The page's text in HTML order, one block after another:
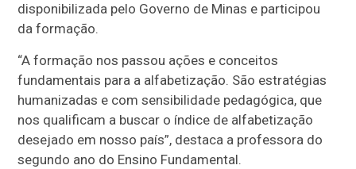
disponibilizada pelo Governo de Minas e participou
da formação.
“A formação nos passou ações e conceitos
fundamentais para a alfabetização. São estratégias
humanizadas e com sensibilidade pedagógica, que
nos qualificam a buscar o índice de alfabetização
desejado em nosso país”, destaca a professora do
segundo ano do Ensino Fundamental.